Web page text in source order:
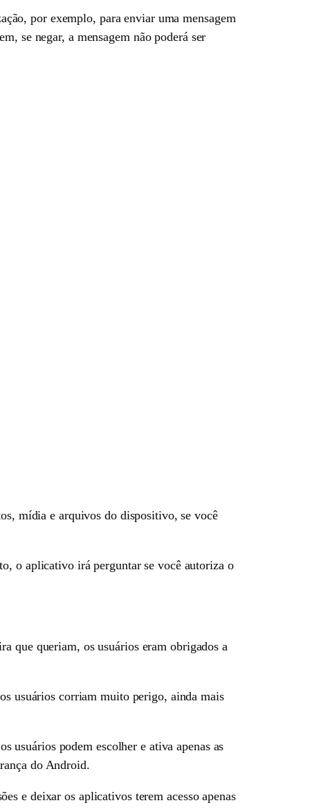
por exemplo, para enviar uma mensagem
se negar, a mensagem não poderá ser
mídia e arquivos do dispositivo, se você
o aplicativo irá perguntar se você autoriza o
que queriam, os usuários eram obrigados a
usuários corriam muito perigo, ainda mais
usuários podem escolher e ativa apenas as
do Android.
e deixar os aplicativos terem acesso apenas